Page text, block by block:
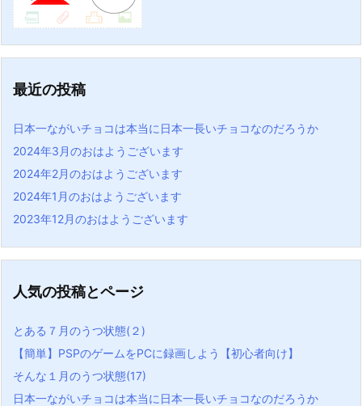
最近の投稿
日本一ながいチョコは本当に日本一長いチョコなのだろうか
2024年3月のおはようございます
2024年2月のおはようございます
2024年1月のおはようございます
2023年12月のおはようございます
人気の投稿とページ
とある７月のうつ状態(２)
【簡単】PSPのゲームをPCに録画しよう【初心者向け】
そんな１月のうつ状態(17)
日本一ながいチョコは本当に日本一長いチョコなのだろうか